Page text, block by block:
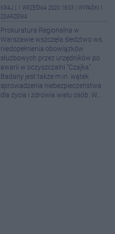
KRAJ 1 WRZEŚNIA 2020 18:03
WYPADKI I
ZDARZENIA
Prokuratura Regionalna w
Warszawie wszczęła śledztwo ws.
niedopełnienia obowiązków
służbowych przez urzędników po
awarii w oczyszczalni "Czajka".
Badany jest także m.in. wątek
sprowadzenia niebezpieczeństwa
dla życia i zdrowia wielu osób. W...